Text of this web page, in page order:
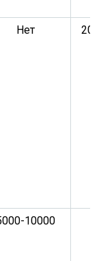
Нет
10000